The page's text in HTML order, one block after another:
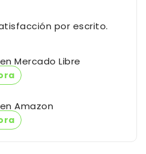
por escrito.
Mercado Libre
Amazon